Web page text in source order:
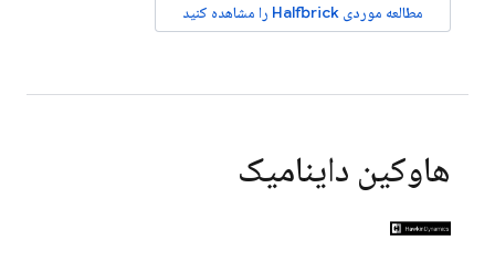
مطالعه موردی Halfbrick را مشاهده کنید
هاوکین داینامیک